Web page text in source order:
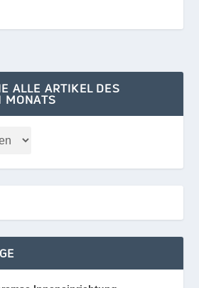
ALLE ARTIKEL DES
MONATS